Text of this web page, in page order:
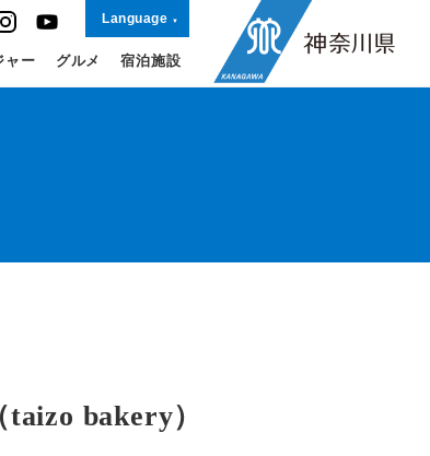
Language
ャー グルメ 宿泊施設
bakery）